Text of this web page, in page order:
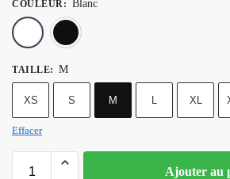
COULEUR : Blanc
TAILLE: M
XS S M L XL
Effacer
Ajouter au